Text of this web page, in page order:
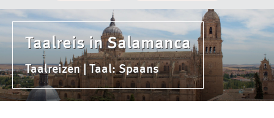
Taalreis in Salamanca
Taalreizen | Taal: Spaans